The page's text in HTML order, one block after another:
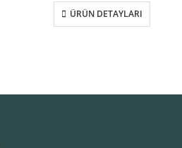
ÜRÜN DETAYLARI